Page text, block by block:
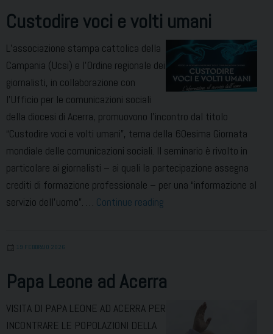
Custodire voci e volti umani
L’associazione stampa cattolica della
Campania (Ucsi) e l’Ordine regionale dei
giornalisti, in collaborazione con
l’Ufficio per le comunicazioni sociali
della diocesi di Acerra, promuovono l’incontro dal titolo
“Custodire voci e volti umani”, tema della 60esima Giornata
mondiale delle comunicazioni sociali. Il seminario è rivolto in
particolare ai giornalisti – ai quali la partecipazione assegna
crediti di formazione professionale – per una “informazione al
servizio dell’uomo”. … Continue reading
19 FEBBRAIO 2026
Papa Leone ad Acerra
VISITA DI PAPA LEONE AD ACERRA PER
INCONTRARE LE POPOLAZIONI DELLA